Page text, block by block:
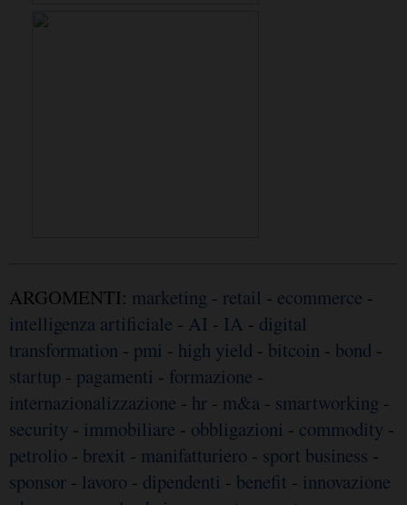
ARGOMENTI: marketing - retail - ecommerce -
intelligenza artificiale - AI - IA - digital
transformation - pmi - high yield - bitcoin - bond -
startup - pagamenti - formazione -
internazionalizzazione - hr - m&a - smartworking -
security - immobiliare - obbligazioni - commodity -
petrolio - brexit - manifatturiero - sport business -
sponsor - lavoro - dipendenti - benefit - innovazione